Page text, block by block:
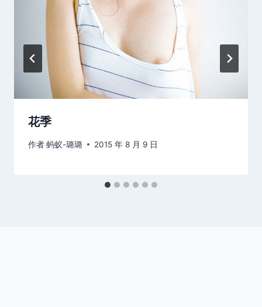
花季
作者蚂蚁-璐璐 2015 年 8 月 9 日